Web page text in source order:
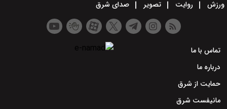
ورزش
روایت تصویر صدای شرق
تماس با ما
درباره ما
حمایت از شرق
مانیفست شرق